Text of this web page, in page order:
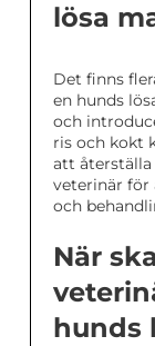
lösa
Det finns
en hunds
och
ris och kokt
att återställa
veterinär för
och
När
hunds